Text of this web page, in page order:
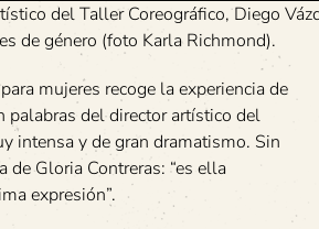
del Taller Coreográfico, Diego
de género (foto Karla Richmond).
mujeres recoge la experiencia de
palabras del director artístico del
intensa y de gran dramatismo. Sin
de Gloria Contreras: “es ella
expresión”.